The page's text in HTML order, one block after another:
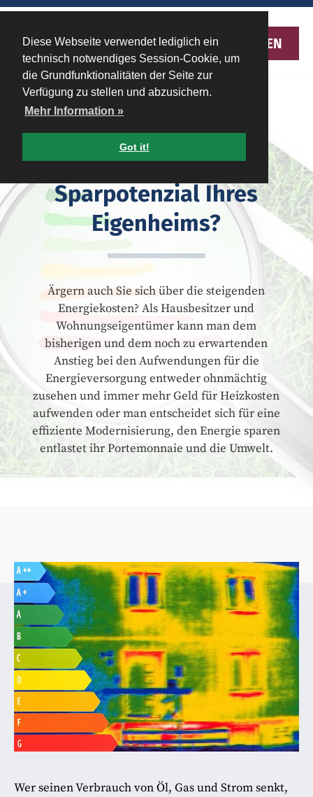
Diese Webseite verwendet lediglich ein
technisch notwendiges Session-Cookie, um
die Grundfunktionalitäten der Seite zur
Verfügung zu stellen und abzusichern.
Mehr Information »
Got it!
MENU
Energieberatung -
Kennen Sie das
Sparpotenzial Ihres
Eigenheims?
Ärgern auch Sie sich über die steigenden
Energiekosten? Als Hausbesitzer und
Wohnungseigentümer kann man dem
bisherigen und dem noch zu erwartenden
Anstieg bei den Aufwendungen für die
Energieversorgung entweder ohnmächtig
zusehen und immer mehr Geld für Heizkosten
aufwenden oder man entscheidet sich für eine
effiziente Modernisierung, den Energie sparen
entlastet ihr Portemonnaie und die Umwelt.
Wer seinen Verbrauch von Öl, Gas und Strom senkt,